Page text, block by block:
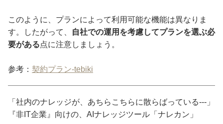
このように、プランによって利用可能な機能は異なりま
す。したがって、
自社での運用を考慮してプランを選ぶ必
要がある点に注意しましょう。
参考： 契約プラン-tebiki
「社内のナレッジが、あちらこちらに散らばっている---」
『非IT企業』向けの、AIナレッジツール「ナレカン」